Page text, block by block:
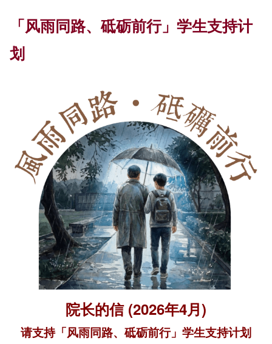
「风雨同路、砥砺前行」学生支持计
划
院长的信 (2026年4月)
请支持「风雨同路、砥砺前行」学生支持计划